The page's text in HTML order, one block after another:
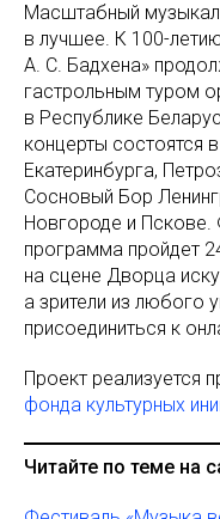
Масштабный
в лучшее. К 100-
А. С. Бадхена»
гастрольным туром
в Республике
концерты состоятся
Екатеринбурга,
Сосновый Бор
Новгороде и Пскове.
программа пройдет
на сцене Дворца
а зрители из любого
присоединиться к
Проект реализуется
фонда культурных
Читайте по теме на